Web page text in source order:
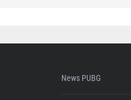
News PUBG